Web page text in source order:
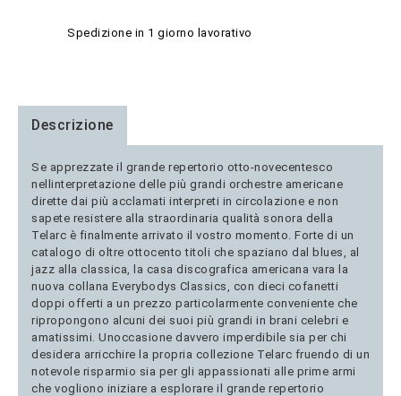
Spedizione in 1 giorno lavorativo
Descrizione
Se apprezzate il grande repertorio otto-novecentesco
nellinterpretazione delle più grandi orchestre americane
dirette dai più acclamati interpreti in circolazione e non
sapete resistere alla straordinaria qualità sonora della
Telarc è finalmente arrivato il vostro momento. Forte di un
catalogo di oltre ottocento titoli che spaziano dal blues, al
jazz alla classica, la casa discografica americana vara la
nuova collana Everybodys Classics, con dieci cofanetti
doppi offerti a un prezzo particolarmente conveniente che
ripropongono alcuni dei suoi più grandi in brani celebri e
amatissimi. Unoccasione davvero imperdibile sia per chi
desidera arricchire la propria collezione Telarc fruendo di un
notevole risparmio sia per gli appassionati alle prime armi
che vogliono iniziare a esplorare il grande repertorio